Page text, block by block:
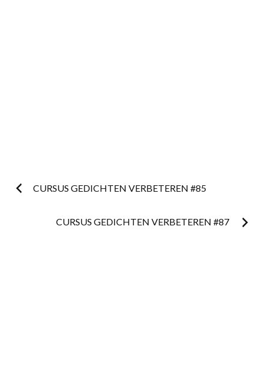
Postnavigatie
CURSUS GEDICHTEN VERBETEREN #85
CURSUS GEDICHTEN VERBETEREN #87